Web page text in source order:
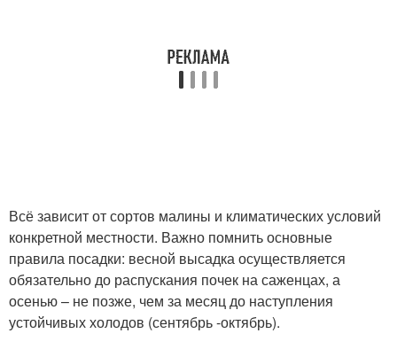
Всё зависит от сортов малины и климатических условий
конкретной местности. Важно помнить основные
правила посадки: весной высадка осуществляется
обязательно до распускания почек на саженцах, а
осенью – не позже, чем за месяц до наступления
устойчивых холодов (сентябрь -октябрь).